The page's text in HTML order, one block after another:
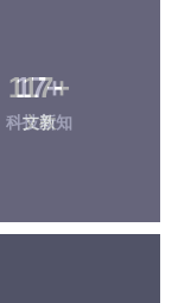
17+
科技新知